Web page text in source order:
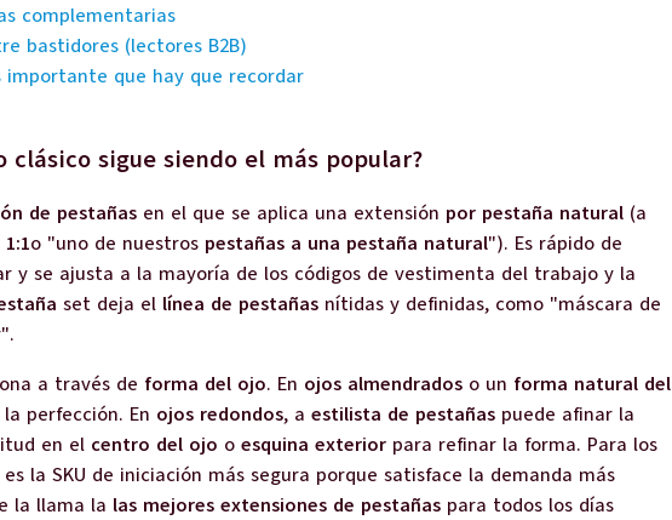
complementarias
bastidores (lectores B2B)
importante que hay que recordar
clásico sigue siendo el más popular?
de pestañas en el que se aplica una extensión por pestaña natural (a
1:1o "uno de nuestros pestañas a una pestaña natural"). Es rápido de
y se ajusta a la mayoría de los códigos de vestimenta del trabajo y la
set deja el línea de pestañas nítidas y definidas, como "máscara de
a través de forma del ojo. En ojos almendrados o un forma natural del
perfección. En ojos redondos, a estilista de pestañas puede afinar la
en el centro del ojo o esquina exterior para refinar la forma. Para los
la SKU de iniciación más segura porque satisface la demanda más
la llama la las mejores extensiones de pestañas para todos los días